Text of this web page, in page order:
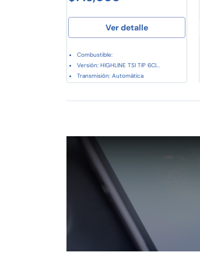
Ver detalle
Combustible:
Versión: HIGHLINE TSI TIP 6CI...
Transmisión: Automática